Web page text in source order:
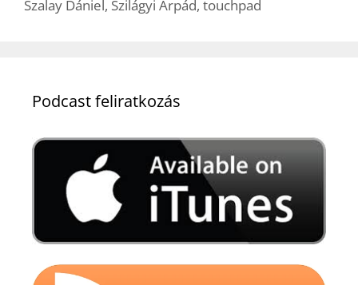
Szalay Dániel, Szilágyi Árpád, touchpad
Podcast feliratkozás